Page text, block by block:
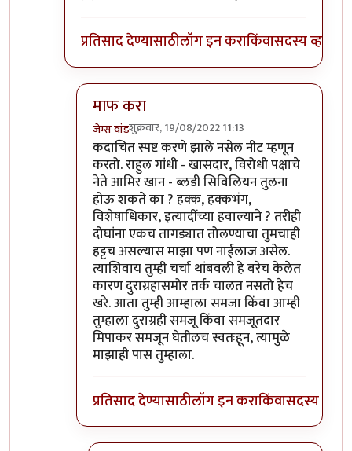
प्रतिसाद देण्यासाठीलॉग इन कराकिंवासदस्य व्हा
माफ करा
जेम्स वांडशुक्रवार, 19/08/2022 11:13
In reply toअहो राहुल गांधी आणि आमिर खान
कदाचित स्पष्ट करणे झाले नसेल नीट म्हणून
करतो. राहुल गांधी - खासदार, विरोधी पक्षाचे
नेते आमिर खान - ब्लडी सिविलियन तुलना
होऊ शकते का ? हक्क, हक्कभंग,
विशेषाधिकार, इत्यादींच्या हवाल्याने ? तरीही
दोघांना एकच तागड्यात तोलण्याचा तुमचाही
हट्टच असल्यास माझा पण नाईलाज असेल.
त्याशिवाय तुम्ही चर्चा थांबवली हे बरेच केलेत
कारण दुराग्रहासमोर तर्क चालत नसतो हेच
खरे. आता तुम्ही आम्हाला समजा किंवा आम्ही
तुम्हाला दुराग्रही समजू किंवा समजूतदार
मिपाकर समजून घेतीलच स्वतःहून, त्यामुळे
माझाही पास तुम्हाला.
प्रतिसाद देण्यासाठीलॉग इन कराकिंवासदस्य व्हा